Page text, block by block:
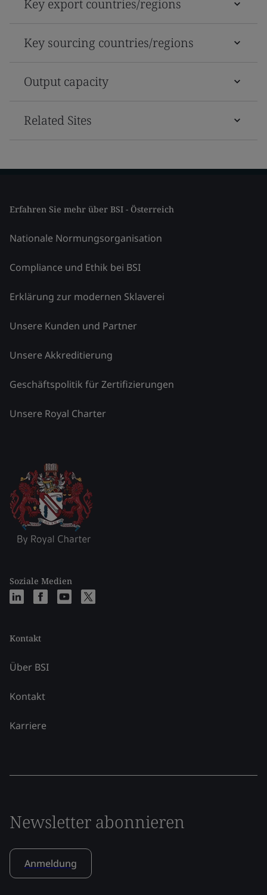
Key export countries/regions
Key sourcing countries/regions
Output capacity
Related Sites
Erfahren Sie mehr über BSI - Österreich
Nationale Normungsorganisation
Compliance und Ethik bei BSI
Erklärung zur modernen Sklaverei
Unsere Kunden und Partner
Unsere Akkreditierung
Geschäftspolitik für Zertifizierungen
Unsere Royal Charter
Soziale Medien
Kontakt
Über BSI
Kontakt
Karriere
Newsletter abonnieren
Anmeldung